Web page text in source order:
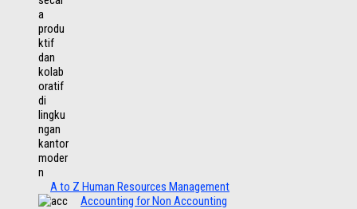
A to Z Human Resources Management
Accounting for Non Accounting